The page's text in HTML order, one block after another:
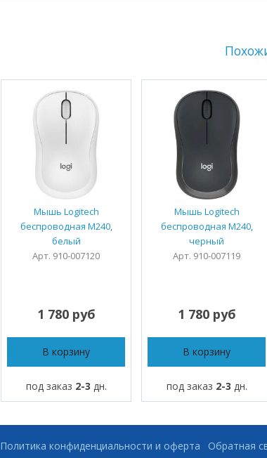
Мышь Logitech
беспроводная M240,
белый
Арт. 910-007120
1 780 руб
В корзину
под заказ 2-3 дн.
Мышь Logitech
беспроводная M240,
черный
Арт. 910-007119
1 780 руб
В корзину
под заказ 2-3 дн.
Политика конфиденциальности и оферта Обратная